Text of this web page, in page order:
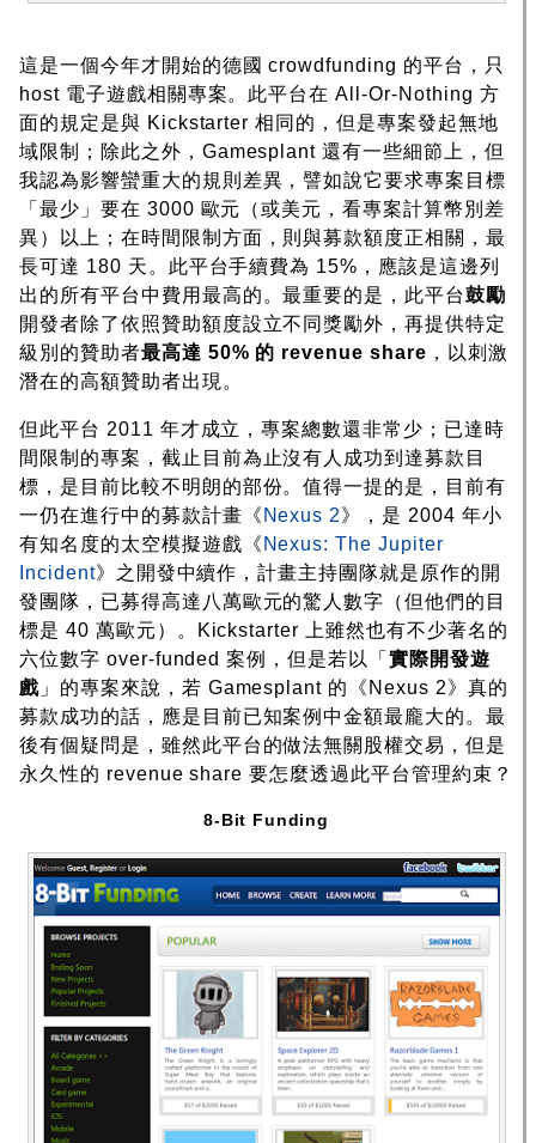
這是一個今年才開始的德國 crowdfunding 的平台，只
host 電子遊戲相關專案。此平台在 All-Or-Nothing 方
面的規定是與 Kickstarter 相同的，但是專案發起無地
域限制；除此之外，Gamesplant 還有一些細節上，但
我認為影響蠻重大的規則差異，譬如說它要求專案目標
「最少」要在 3000 歐元（或美元，看專案計算幣別差
異）以上；在時間限制方面，則與募款額度正相關，最
長可達 180 天。此平台手續費為 15%，應該是這邊列
出的所有平台中費用最高的。最重要的是，此平台鼓勵
開發者除了依照贊助額度設立不同獎勵外，再提供特定
級別的贊助者最高達 50% 的 revenue share ，以刺激
潛在的高額贊助者出現。
但此平台 2011 年才成立，專案總數還非常少；已達時
間限制的專案，截止目前為止沒有人成功到達募款目
標，是目前比較不明朗的部份。值得一提的是，目前有
一仍在進行中的募款計畫《 Nexus 2》，是 2004 年小
有知名度的太空模擬遊戲《 Nexus: The Jupiter
Incident》之開發中續作，計畫主持團隊就是原作的開
發團隊，已募得高達八萬歐元的驚人數字（但他們的目
標是 40 萬歐元）。Kickstarter 上雖然也有不少著名的
六位數字 over-funded 案例，但是若以「 實際開發遊
戲」的專案來說，若 Gamesplant 的《Nexus 2》真的
募款成功的話，應是目前已知案例中金額最龐大的。最
後有個疑問是，雖然此平台的做法無關股權交易，但是
永久性的 revenue share 要怎麼透過此平台管理約束？
8-Bit Funding